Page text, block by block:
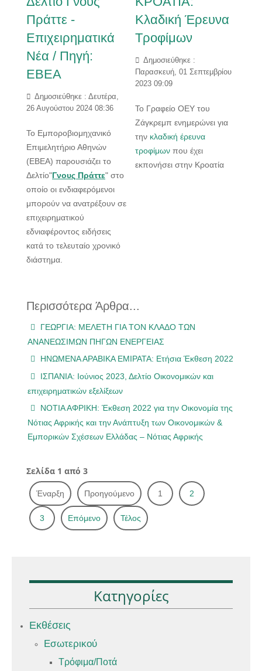
Πράττε -
Επιχειρηματικά
Νέα / Πηγή:
ΕΒΕΑ
Δημοσιεύθηκε : Δευτέρα,
26 Αυγούστου 2024 08:36
Το Εμποροβιομηχανικό
Επιμελητήριο Αθηνών
(ΕΒΕΑ) παρουσιάζει το
Δελτίο"Γνους Πράττε" στο
οποίο οι ενδιαφερόμενοι
μπορούν να ανατρέξουν σε
επιχειρηματικού
εδνιαφέροντος ειδήσεις
κατά το τελευταίο χρονικό
διάστημα.
Κλαδική Έρευνα
Τροφίμων
Δημοσιεύθηκε :
Παρασκευή, 01 Σεπτεμβρίου
2023 09:09
Το Γραφείο ΟΕΥ του
Ζάγκρεμπ ενημερώνει για
την κλαδική έρευνα
τροφίμων που έχει
εκπονήσει στην Κροατία
Περισσότερα Άρθρα...
ΓΕΩΡΓΙΑ: ΜΕΛΕΤΗ ΓΙΑ ΤΟΝ ΚΛΑΔΟ ΤΩΝ
ΑΝΑΝΕΩΣΙΜΩΝ ΠΗΓΩΝ ΕΝΕΡΓΕΙΑΣ
ΗΝΩΜΕΝΑ ΑΡΑΒΙΚΑ ΕΜΙΡΑΤΑ: Ετήσια Έκθεση 2022
ΙΣΠΑΝΙΑ: Ιούνιος 2023, Δελτίο Οικονομικών και
επιχειρηματικών εξελίξεων
ΝΟΤΙΑ ΑΦΡΙΚΗ: Έκθεση 2022 για την Οικονομία της
Νότιας Αφρικής και την Ανάπτυξη των Οικονομικών &
Εμπορικών Σχέσεων Ελλάδας – Νότιας Αφρικής
Σελίδα 1 από 3
Έναρξη Προηγούμενο 1 2
3 Επόμενο Τέλος
Κατηγορίες
Εκθέσεις
Εσωτερικού
Τρόφιμα/Ποτά